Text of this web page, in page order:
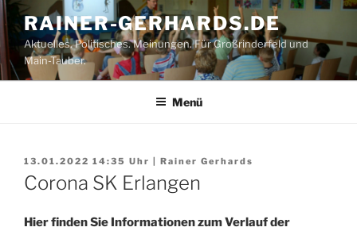
Zum
Inhalt
springen
RAINER-GERHARDS.DE
Aktuelles. Politisches. Meinungen. Für Großrinderfeld und
Main-Tauber.
Menü
13.01.2022 14:35 Uhr | Rainer Gerhards
Corona SK Erlangen
Hier finden Sie Informationen zum Verlauf der